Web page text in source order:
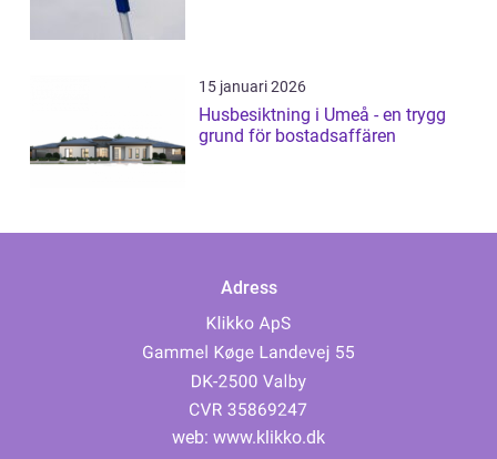
15 januari 2026
Husbesiktning i Umeå - en trygg
grund för bostadsaffären
Adress
web: www.klikko.dk